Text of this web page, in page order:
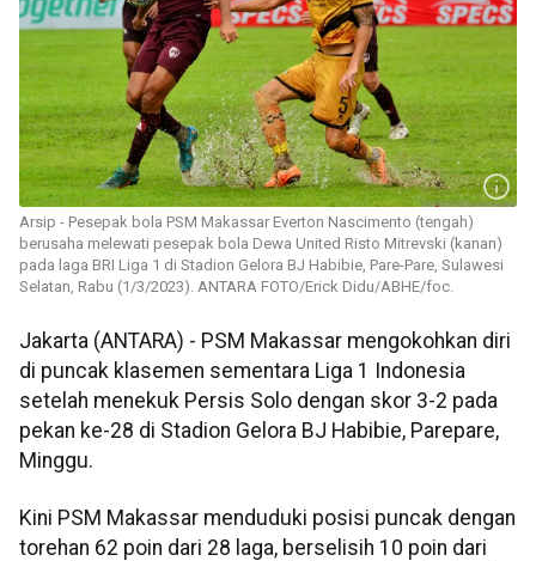
Arsip - Pesepak bola PSM Makassar Everton Nascimento (tengah)
berusaha melewati pesepak bola Dewa United Risto Mitrevski (kanan)
pada laga BRI Liga 1 di Stadion Gelora BJ Habibie, Pare-Pare, Sulawesi
Selatan, Rabu (1/3/2023). ANTARA FOTO/Erick Didu/ABHE/foc.
Jakarta (ANTARA) - PSM Makassar mengokohkan diri
di puncak klasemen sementara Liga 1 Indonesia
setelah menekuk Persis Solo dengan skor 3-2 pada
pekan ke-28 di Stadion Gelora BJ Habibie, Parepare,
Minggu.
Kini PSM Makassar menduduki posisi puncak dengan
torehan 62 poin dari 28 laga, berselisih 10 poin dari